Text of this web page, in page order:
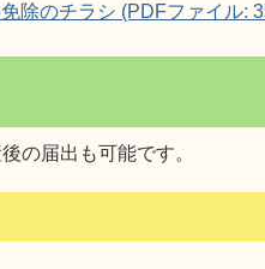
除のチラシ (PDFファイル:
の届出も可能です。